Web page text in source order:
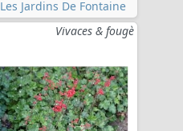
Les Jardins De Fontaine
Vivaces & fougè